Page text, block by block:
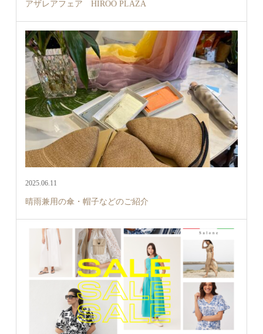
アザレアフェア HIROO PLAZA
2025.06.11
晴雨兼用の傘・帽子などのご紹介